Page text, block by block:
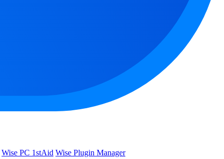
Wise PC 1stAid Wise Plugin Manager